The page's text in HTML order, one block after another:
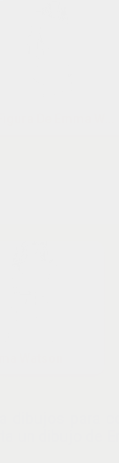
dibujo de